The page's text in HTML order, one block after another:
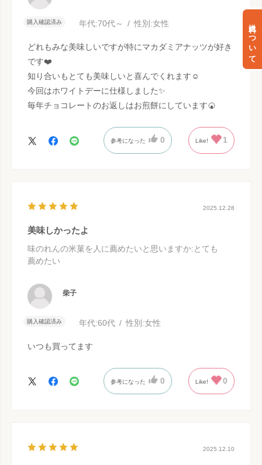
送料について
購入確認済み 年代:70代～ 性別:女性
どれもみな美味しいですが特にマカダミアナッツが好き
です❤️
知り合いもとても美味しいと喜んでくれます☺️
今回はホワイトデーに仕様しました✨
毎年チョコレートのお返しはお煎餅にしています🍘
参考になった 0 Like! 1
2025.12.28
美味しかったよ
味のれんの米菓を人に薦めたいと思いますか:とても
薦めたい
柴子
購入確認済み 年代:60代 性別:女性
いつも買ってます
参考になった 0 Like! 0
2025.12.10